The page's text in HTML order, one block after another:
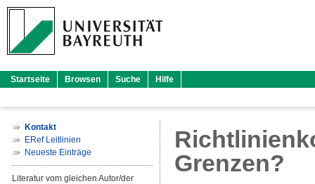
Startseite Browsen Suche Hilfe
Kontakt
ERef Leitlinien
Neueste Einträge
Literatur vom gleichen Autor/der
Grenzen?